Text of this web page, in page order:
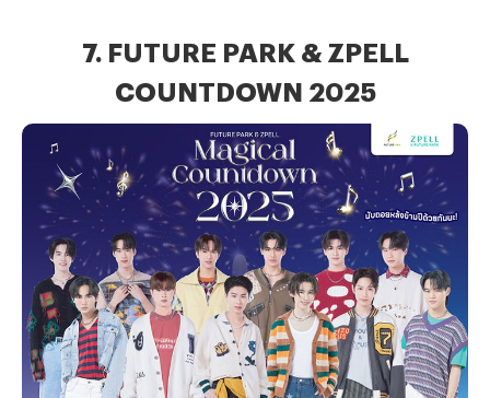
7. FUTURE PARK & ZPELL
COUNTDOWN 2025